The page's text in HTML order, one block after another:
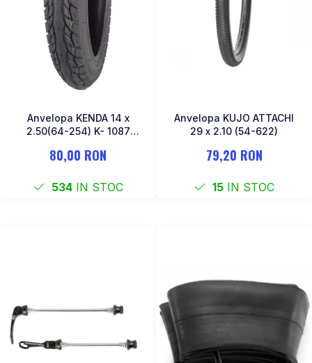
COSURI PENTRU BICICLETE
GHIDOLINE
MANSOANE
Pedale SPD
Accesorii Pedale
BORSETE SI GENTI
SONERIE
DIVERSE
ZA Missinglink
SOLUTII TUBELESS
SPACERE/AXE BUTUCI/RULMENTI
ACCESORII CAMERE
COLIERE ȘA
ACCESORII FRANE HIDRAULICE
ROTI SPATE
FRANE V-BRAKE
OCHELARI
Anvelopa KENDA 14 x
2.50(64-254) K- 1087
80,00 RON
534IN STOC
Anvelopa KUJO ATTACHI
29 x 2.10 (54-622)
79,20 RON
15IN STOC